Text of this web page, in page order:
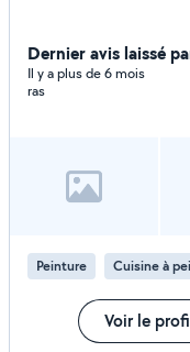
Dernier avis laissé
Il y a plus de 6 mois
ras
Peinture Cuisine à
Voir le